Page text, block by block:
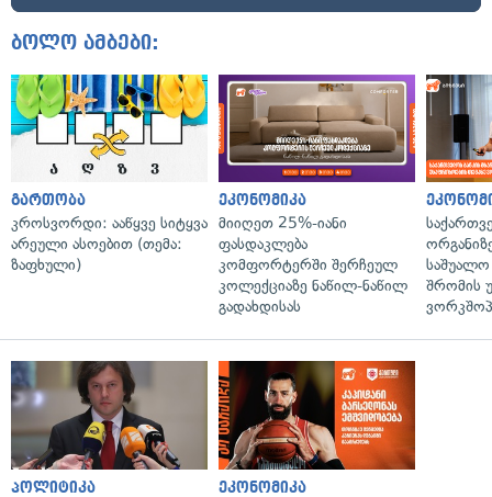
ბოლო ამბები:
გართობა
კროსვორდი: ააწყვე სიტყვა
არეული ასოებით (თემა:
ზაფხული)
ეკონომიკა
მიიღეთ 25%-იანი
ფასდაკლება
კომფორტერში შერჩეულ
კოლექციაზე ნაწილ-ნაწილ
გადახდისას
საშუალო
შრომის
პოლიტიკა ეკონომიკა